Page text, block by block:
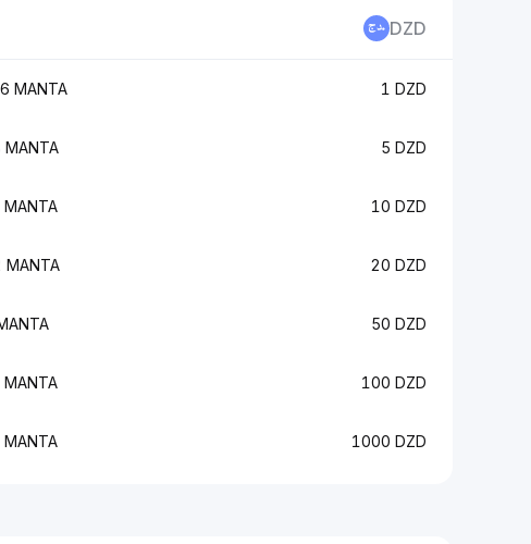
DZD
MANTA 1 DZD
5 DZD
10 DZD
20 DZD
50 DZD
100 DZD
1000 DZD